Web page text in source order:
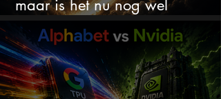
maar is het nu nog wel
koopwaardig?